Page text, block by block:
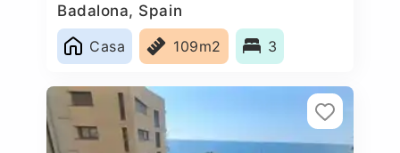
Badalona, Spain
Casa
109m2 3